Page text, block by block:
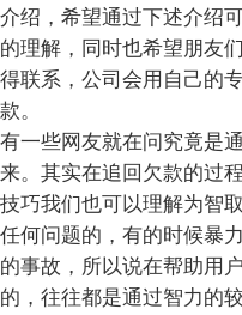
介绍，希望通过下述介绍
的理解，同时也希望朋友
得联系，公司会用自己的
款。
有一些网友就在问究竟是
来。其实在追回欠款的过
技巧我们也可以理解为智
任何问题的，有的时候暴
的事故，所以说在帮助用
的，往往都是通过智力的